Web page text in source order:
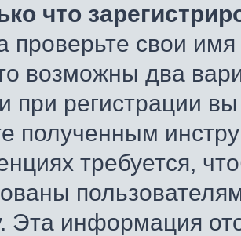
что
проверьте свои
возможны два
при регистрации
полученным
требуется,
Эта информация